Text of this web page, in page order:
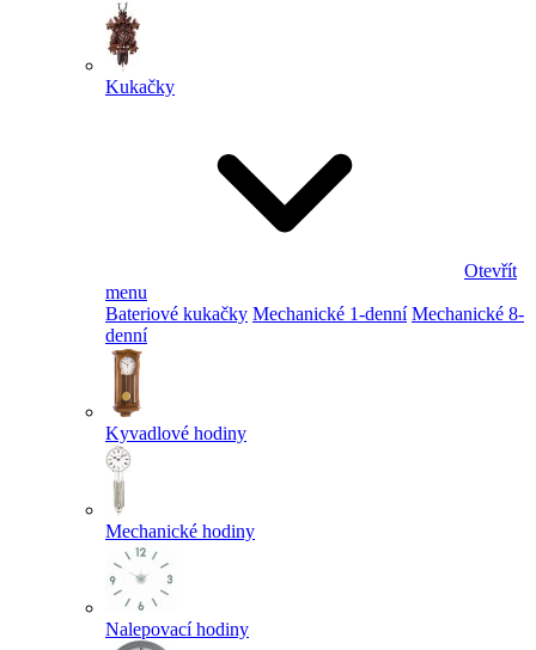
Kukačky
Otevřít
menu
Bateriové kukačky Mechanické 1-denní Mechanické 8-
denní
Kyvadlové hodiny
Mechanické hodiny
Nalepovací hodiny